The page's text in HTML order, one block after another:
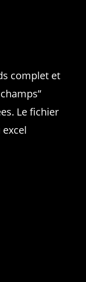
complet et
Le fichier